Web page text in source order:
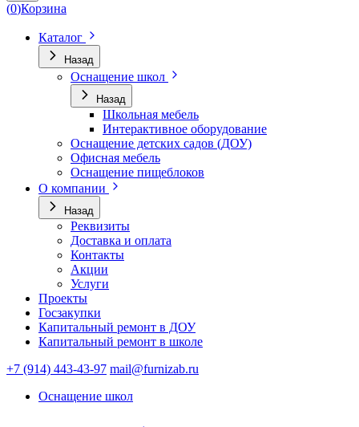
(0)Корзина
Каталог
Назад
Оснащение школ
Назад
Школьная мебель
Интерактивное оборудование
Оснащение детских садов (ДОУ)
Офисная мебель
Оснащение пищеблоков
О компании
Назад
Реквизиты
Доставка и оплата
Контакты
Акции
Услуги
Проекты
Госзакупки
Капитальный ремонт в ДОУ
Капитальный ремонт в школе
+7 (914) 443-43-97 mail@furnizab.ru
Оснащение школ